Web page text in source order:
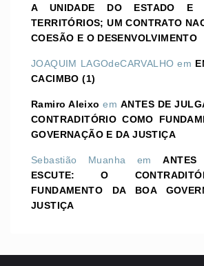
A UNIDADE DO ESTADO E
TERRITÓRIOS; UM CONTRATO
COESÃO E O DESENVOLVIMENTO
JOAQUIM LAGOdeCARVALHO em
CACIMBO (1)
Ramiro Aleixo emANTES DE
CONTRADITÓRIO COMO
GOVERNAÇÃO E DA JUSTIÇA
Sebastião Muanha em
ESCUTE: O
FUNDAMENTO DA BOA
JUSTIÇA